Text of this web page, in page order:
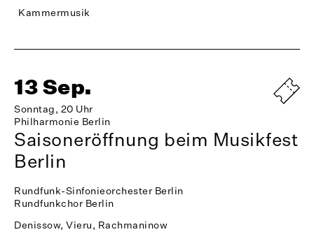
Kammermusik
13 Sep.
Sonntag, 20 Uhr
Philharmonie Berlin
Saisoneröffnung beim Musikfest
Berlin
Rundfunk-Sinfonieorchester Berlin
Rundfunkchor Berlin
Denissow, Vieru, Rachmaninow